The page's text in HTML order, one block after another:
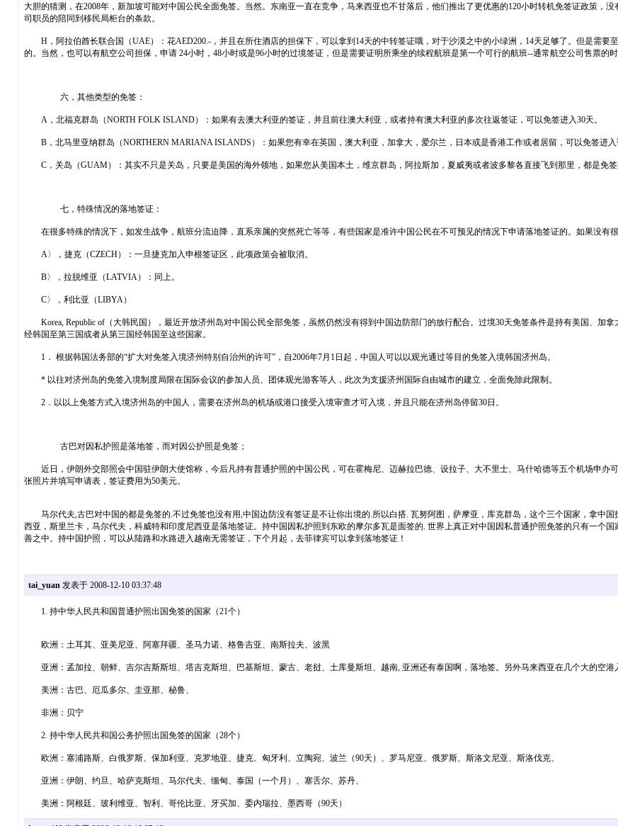
大胆的猜测，在2008年，新加坡可能对中国公民全面免签。当然。东南亚一直在竞争，马来西亚也不甘落后，他们推出了更优惠的120小时转机免签证政策，
司职员的陪同到移民局柜台的条款。
H，阿拉伯酋长联合国（UAE）：花AED200.-，并且在所住酒店的担保下，可以拿到14天的中转签证哦，对于沙漠之中的小绿洲，14天足够了。但是需要
的。当然，也可以有航空公司担保，申请 24小时，48小时或是96小时的过境签证，但是需要证明所乘坐的续程航班是第一个可行的航班--通常航空公司售票的时
六，其他类型的免签：
A，北福克群岛（NORTH FOLK ISLAND）：如果有去澳大利亚的签证，并且前往澳大利亚，或者持有澳大利亚的多次往返签证，可以免签进入30天。
B，北马里亚纳群岛（NORTHERN MARIANA ISLANDS）：如果您有幸在英国，澳大利亚，加拿大，爱尔兰，日本或是香港工作或者居留，可以免签进入
C，关岛（GUAM）：其实不只是关岛，只要是美国的海外领地，如果您从美国本土，维京群岛，阿拉斯加，夏威夷或者波多黎各直接飞到那里，都是免签
七，特殊情况的落地签证：
在很多特殊的情况下，如发生战争，航班分流迫降，直系亲属的突然死亡等等，有些国家是准许中国公民在不可预见的情况下申请落地签证的。如果没有
A〉，捷克（CZECH）：一旦捷克加入申根签证区，此项政策会被取消。
B〉，拉脱维亚（LATVIA）：同上。
C〉，利比亚（LIBYA）
Korea, Republic of（大韩民国），最近开放济州岛对中国公民全部免签，虽然仍然没有得到中国边防部门的放行配合。过境30天免签条件是持有美国、加
经韩国至第三国或者从第三国经韩国至这些国家。
1． 根据韩国法务部的“扩大对免签入境济州特别自治州的许可”，自2006年7月1日起，中国人可以以观光通过等目的免签入境韩国济州岛。
* 以往对济州岛的免签入境制度局限在国际会议的参加人员、团体观光游客等人，此次为支援济州国际自由城市的建立，全面免除此限制。
2．以以上免签方式入境济州岛的中国人，需要在济州岛的机场或港口接受入境审查才可入境，并且只能在济州岛停留30日。
古巴对因私护照是落地签，而对因公护照是免签；
近日，伊朗外交部照会中国驻伊朗大使馆称，今后凡持有普通护照的中国公民，可在霍梅尼、迈赫拉巴德、设拉子、大不里士、马什哈德等五个机场申办
张照片并填写申请表，签证费用为50美元。
马尔代夫,古巴对中国的都是免签的.不过免签也没有用,中国边防没有签证是不让你出境的.所以白搭. 瓦努阿图，萨摩亚，库克群岛，这个三个国家，拿中
西亚，斯里兰卡，马尔代夫，科威特和印度尼西亚是落地签证。持中国因私护照到东欧的摩尔多瓦是面签的. 世界上真正对中国因私普通护照免签的只有一个
善之中。持中国护照，可以从陆路和水路进入越南无需签证，下个月起，去菲律宾可以拿到落地签证！
tai_yuan发表于 2008-12-10 03:37:48
1. 持中华人民共和国普通护照出国免签的国家（21个）
欧洲：土耳其、亚美尼亚、阿塞拜疆、圣马力诺、格鲁吉亚、南斯拉夫、波黑
亚洲：孟加拉、朝鲜、吉尔吉斯斯坦、塔吉克斯坦、巴基斯坦、蒙古、老挝、土库曼斯坦、越南, 亚洲还有泰国啊，落地签。另外马来西亚在几个大的空港
美洲：古巴、厄瓜多尔、圭亚那、秘鲁、
非洲：贝宁
2. 持中华人民共和国公务护照出国免签的国家（28个）
欧洲：塞浦路斯、白俄罗斯、保加利亚、克罗地亚、捷克、匈牙利、立陶宛、波兰（90天）、罗马尼亚、俄罗斯、斯洛文尼亚、斯洛伐克、
亚洲：伊朗、约旦、哈萨克斯坦、马尔代夫、缅甸、泰国（一个月）、塞舌尔、苏丹、
美洲：阿根廷、玻利维亚、智利、哥伦比亚、牙买加、委内瑞拉、墨西哥（90天）